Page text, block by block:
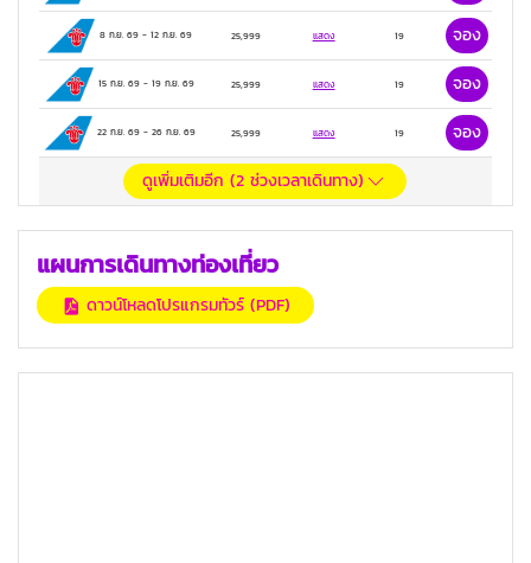
8 ก.ย. 69 -12 ก.ย. 69 25,999 แสดง 19 จอง
15 ก.ย. 69- 19 ก.ย. 69 25,999 แสดง 19 จอง
22 ก.ย. 69- 26 ก.ย. 69 25,999 แสดง 19
จอง
ดูเพิ่มเติมอีก (2 ช่วงเวลาเดินทาง)
แผนการเดินทางท่องเที่ยว
ดาวน์โหลดโปรแกรมทัวร์ (PDF)